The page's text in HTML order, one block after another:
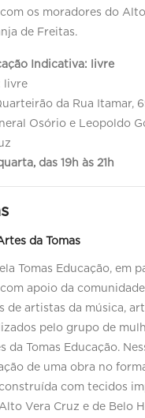
os moradores do
de Freitas.
Indicativa: livre
livre
da Rua Itamar,
Osório e Leopoldo
das 19h às 21h
da Tomas
Tomas Educação, em
apoio da
de artistas da música,
pelo grupo de
da Tomas Educação.
de uma obra no
com tecidos
Vera Cruz e de Belo